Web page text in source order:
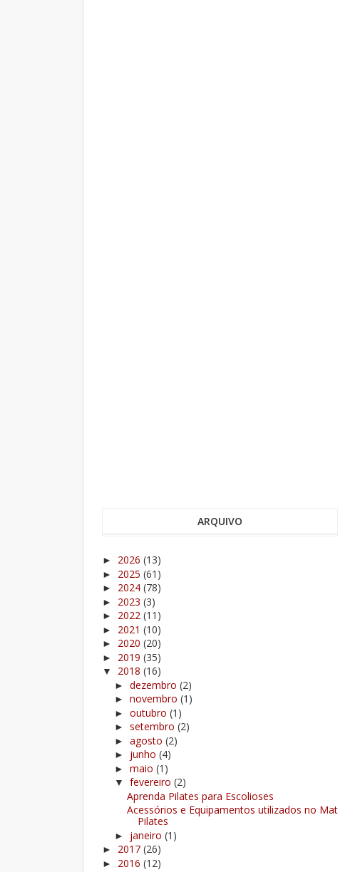
ARQUIVO
► 2026 (13)
► 2025 (61)
► 2024 (78)
► 2023 (3)
► 2022 (11)
► 2021 (10)
► 2020 (20)
► 2019 (35)
▼ 2018 (16)
► dezembro (2)
► novembro (1)
► outubro (1)
► setembro (2)
► agosto (2)
► junho (4)
► maio (1)
▼ fevereiro (2)
Aprenda Pilates para Escolioses
Acessórios e Equipamentos utilizados no Mat
Pilates
► janeiro (1)
► 2017 (26)
► 2016 (12)